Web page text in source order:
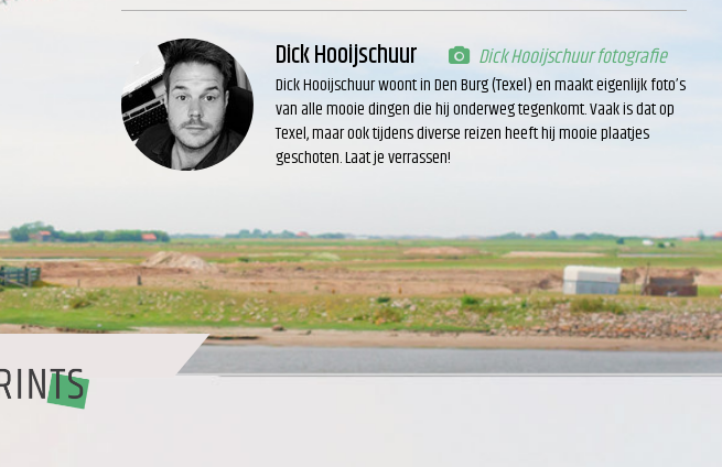
Dick Hooijschuur Dick Hooijschuur fotografie
Dick Hooijschuur woont in Den Burg (Texel) en maakt eigenlijk foto’s
van alle mooie dingen die hij onderweg tegenkomt. Vaak is dat op
Texel, maar ook tijdens diverse reizen heeft hij mooie plaatjes
geschoten. Laat je verrassen!